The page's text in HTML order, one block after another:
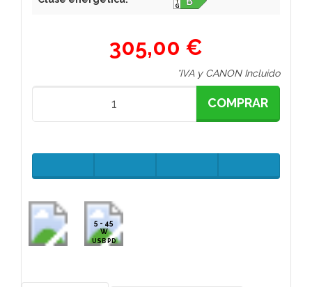
305,00 €
*IVA y CANON Incluido
COMPRAR
5 - 45
W
USB PD